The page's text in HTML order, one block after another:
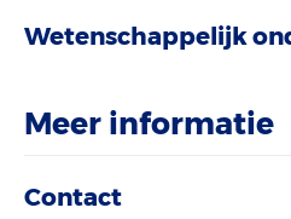
Wetenschappelijk
Meer informatie
Contact